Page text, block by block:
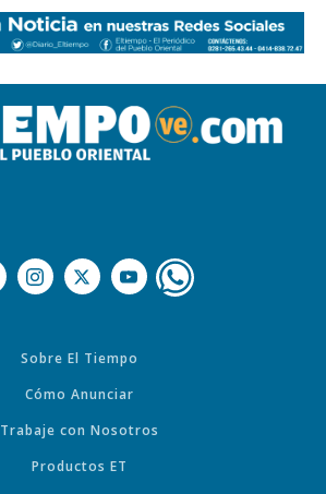
Sobre El Tiempo
Cómo Anunciar
Trabaje con Nosotros
Productos ET